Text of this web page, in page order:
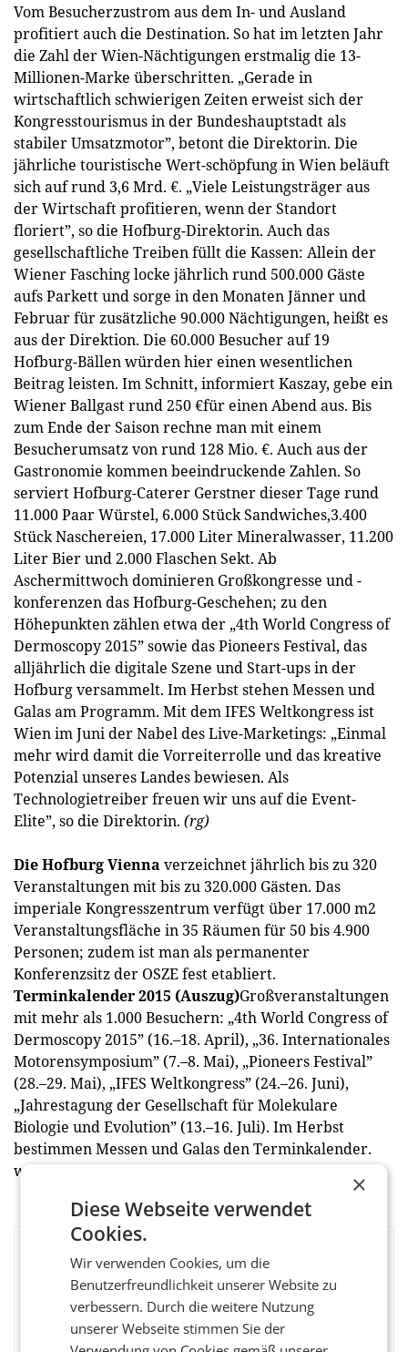
Vom Besucherzustrom aus dem In- und Ausland
profitiert auch die Destination. So hat im letzten Jahr
die Zahl der Wien-Nächtigungen erstmalig die 13-
Millionen-Marke überschritten. „Gerade in
wirtschaftlich schwierigen Zeiten erweist sich der
Kongresstourismus in der Bundeshauptstadt als
stabiler Umsatzmotor”, betont die Direktorin. Die
jährliche touristische Wert-schöpfung in Wien beläuft
sich auf rund 3,6 Mrd. €. „Viele Leistungsträger aus
der Wirtschaft profitieren, wenn der Standort
floriert”, so die Hofburg-Direktorin. Auch das
gesellschaftliche Treiben füllt die Kassen: Allein der
Wiener Fasching locke jährlich rund 500.000 Gäste
aufs Parkett und sorge in den Monaten Jänner und
Februar für zusätzliche 90.000 Nächtigungen, heißt es
aus der Direktion. Die 60.000 Besucher auf 19
Hofburg-Bällen würden hier einen wesentlichen
Beitrag leisten. Im Schnitt, informiert Kaszay, gebe ein
Wiener Ballgast rund 250 €für einen Abend aus. Bis
zum Ende der Saison rechne man mit einem
Besucherumsatz von rund 128 Mio. €. Auch aus der
Gastronomie kommen beeindruckende Zahlen. So
serviert Hofburg-Caterer Gerstner dieser Tage rund
11.000 Paar Würstel, 6.000 Stück Sandwiches,3.400
Stück Naschereien, 17.000 Liter Mineralwasser, 11.200
Liter Bier und 2.000 Flaschen Sekt. Ab
Aschermittwoch dominieren Großkongresse und -
konferenzen das Hofburg-Geschehen; zu den
Höhepunkten zählen etwa der „4th World Congress of
Dermoscopy 2015” sowie das Pioneers Festival, das
alljährlich die digitale Szene und Start-ups in der
Hofburg versammelt. Im Herbst stehen Messen und
Galas am Programm. Mit dem IFES Weltkongress ist
Wien im Juni der Nabel des Live-Marketings: „Einmal
mehr wird damit die Vorreiterrolle und das kreative
Potenzial unseres Landes bewiesen. Als
Technologietreiber freuen wir uns auf die Event-
Elite”, so die Direktorin. (rg)
Die Hofburg Vienna verzeichnet jährlich bis zu 320
Veranstaltungen mit bis zu 320.000 Gästen. Das
imperiale Kongresszentrum verfügt über 17.000 m2
Veranstaltungsfläche in 35 Räumen für 50 bis 4.900
Personen; zudem ist man als permanenter
Konferenzsitz der OSZE fest etabliert.
Terminkalender 2015 (Auszug)Großveranstaltungen
mit mehr als 1.000 Besuchern: „4th World Congress of
Dermoscopy 2015” (16.–18. April), „36. Internationales
Motorensymposium” (7.–8. Mai), „Pioneers Festival”
(28.–29. Mai), „IFES Weltkongress” (24.–26. Juni),
„Jahrestagung der Gesellschaft für Molekulare
Biologie und Evolution” (13.–16. Juli). Im Herbst
bestimmen Messen und Galas den Terminkalender.
www.hofburg.com
BEWERTEN SIE DIESEN ARTIKEL
FacebookTwitterMessengerWhatsAppLinkedInXING Teilen
×
Diese Webseite verwendet
Cookies.
Wir verwenden Cookies, um die
Benutzerfreundlichkeit unserer Website zu
verbessern. Durch die weitere Nutzung
unserer Webseite stimmen Sie der